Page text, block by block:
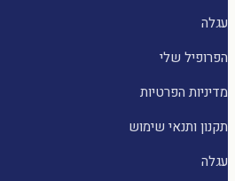
עגלה
הפרופיל שלי
מדיניות הפרטיות
תקנון ותנאי שימוש
עגלה